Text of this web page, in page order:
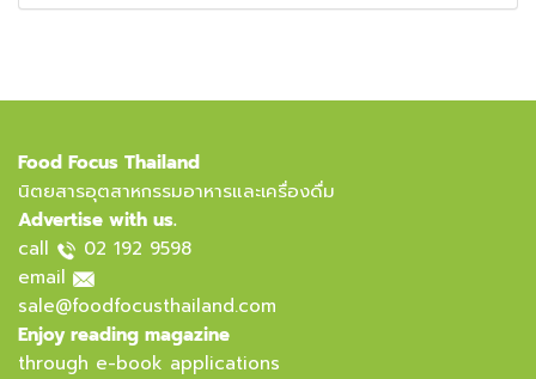
Food Focus Thailand
นิตยสารอุตสาหกรรมอาหารและเครื่องดื่ม
Advertise with us.
call
02 192 9598
email
sale@foodfocusthailand.com
Enjoy reading magazine
through e-book applications